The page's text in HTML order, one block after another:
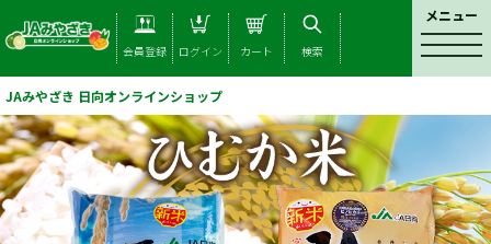
メニュー
t
o
g
e
n
a
会員登録 ログイン カート 検索
JAみやざき 日向オンラインショップ